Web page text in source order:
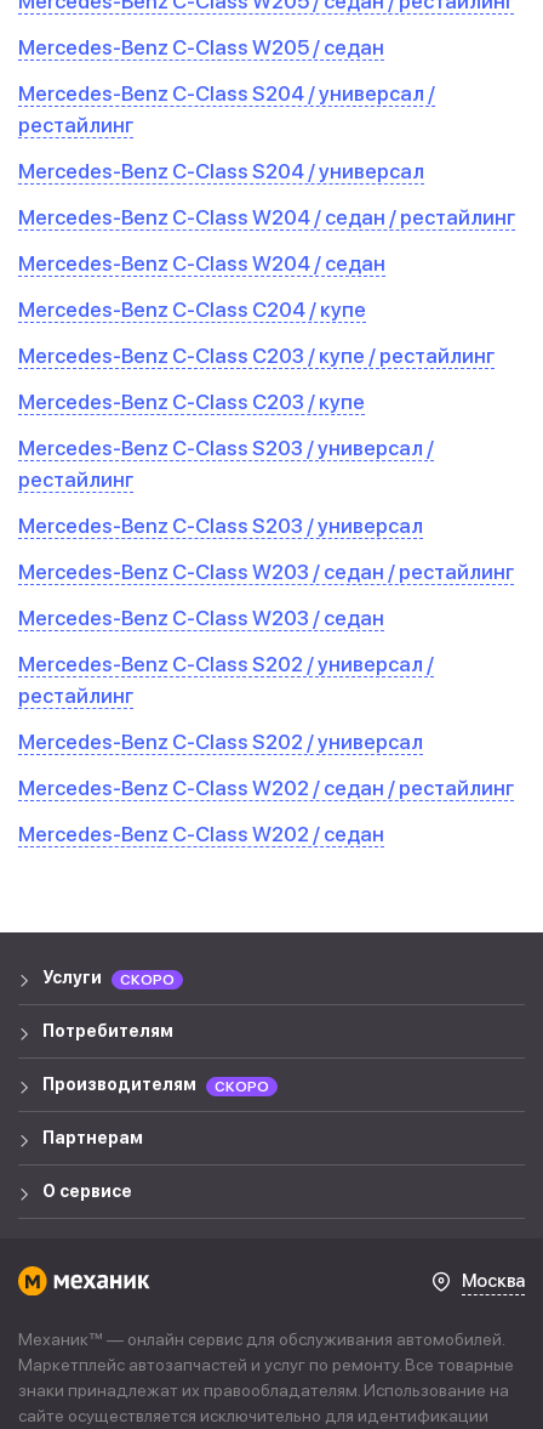
Mercedes-Benz C-Class W205 / седан
Mercedes-Benz C-Class S204 / универсал /
рестайлинг
Mercedes-Benz C-Class S204 / универсал
Mercedes-Benz C-Class W204 / седан / рестайлинг
Mercedes-Benz C-Class W204 / седан
Mercedes-Benz C-Class C204 / купе
Mercedes-Benz C-Class C203 / купе / рестайлинг
Mercedes-Benz C-Class C203 / купе
Mercedes-Benz C-Class S203 / универсал /
рестайлинг
Mercedes-Benz C-Class S203 / универсал
Mercedes-Benz C-Class W203 / седан / рестайлинг
Mercedes-Benz C-Class W203 / седан
Mercedes-Benz C-Class S202 / универсал /
рестайлинг
Mercedes-Benz C-Class S202 / универсал
Mercedes-Benz C-Class W202 / седан / рестайлинг
Mercedes-Benz C-Class W202 / седан
Услуги СКОРО
Потребителям
Производителям СКОРО
Партнерам
О сервисе
Москва
Механик™ — онлайн сервис для обслуживания автомобилей.
Маркетплейс автозапчастей и услуг по ремонту. Все товарные
знаки принадлежат их правообладателям. Использование на
сайте осуществляется исключительно для идентификации